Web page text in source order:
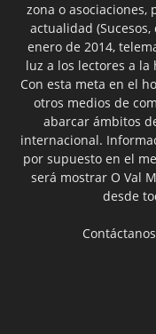
zona o asociaciones,
actualidad
enero de 2014,
luz a los lectores a
Con esta meta en el
otros medios de
abarcar ámbitos
internacional.
por supuesto en el
será mostrar O Val
desde